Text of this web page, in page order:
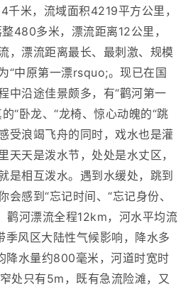
米，流域面积4219平方公里，
480多米，漂流距离12公里，
，漂流距离最长、最刺激、规模
“中原第一漂rsquo;。现已在国
中沿途佳景颇多，有“鹳河第一
“卧龙、“龙椅、惊心动魄的“跳
受浪竭飞舟的同时，戏水也是灌
天天是泼水节，处处是水丈区，
是相互泼水。遇到水缓处，跳到
感到“忘记时间、“忘记身份、
鹳河漂流全程12km，河水平均流
风区大陆性气候影响，降水多
降水量约800毫米，河道时宽时
处只有5m，既有急流险滩，又